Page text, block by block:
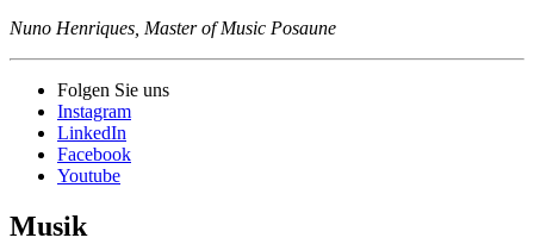
Nuno Henriques, Master of Music Posaune
Folgen Sie uns
Instagram
LinkedIn
Facebook
Youtube
Musik